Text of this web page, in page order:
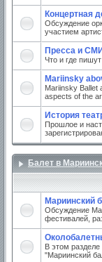
Концертная
Обсуждение
участием
Пресса и СМИ
Что и где
Mariinsky
Mariinsky Ballet
aspects of the
История
Прошлое и
Балет в
Мариинский
Обсуждение
фестивалей,
В этом
"Мариинский